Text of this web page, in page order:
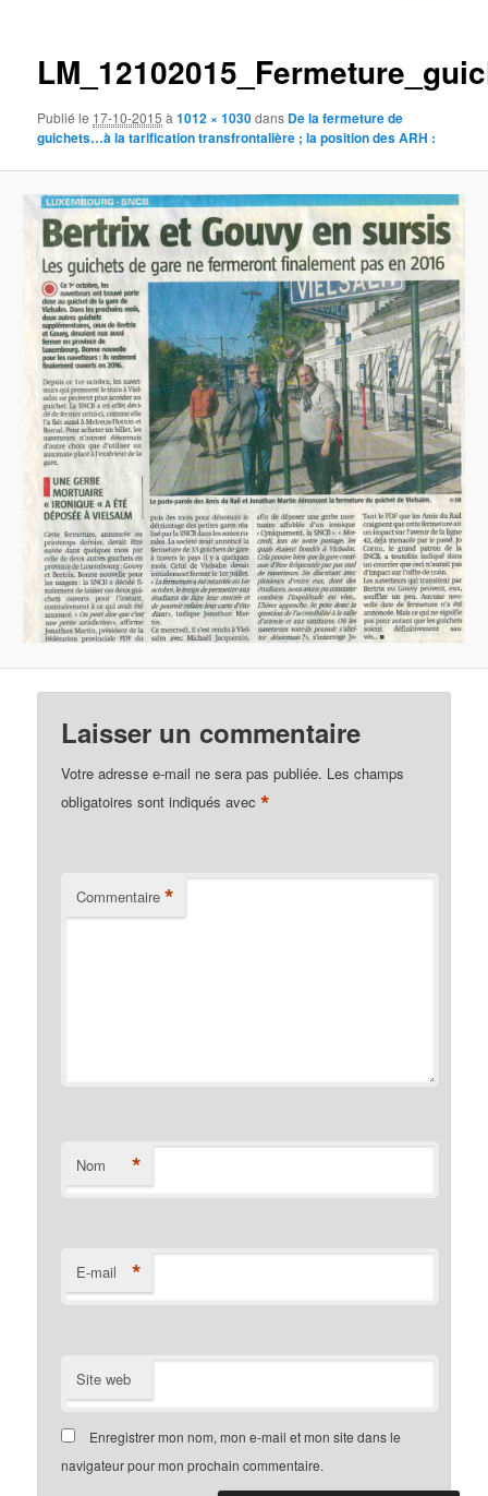
Publié le 17-10-2015 à1012 × 1030dans De la fermeture de
guichets…à la tarification transfrontalière ; la position des ARH :
Laisser un commentaire
Votre adresse e-mail ne sera pas publiée. Les champs
obligatoires sont indiqués avec*
Commentaire *
Nom *
E-mail *
Site web
Enregistrer mon nom, mon e-mail et mon site dans le
navigateur pour mon prochain commentaire.